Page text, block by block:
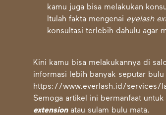
kamu juga bisa melakukan
Itulah fakta mengenai eyelash
konsultasi terlebih dahulu agar
Kini kamu bisa melakukannya di
informasi lebih banyak seputar
https://www.everlash.id/services/
Semoga artikel ini bermanfaat
extensionatau sulam bulu mata.